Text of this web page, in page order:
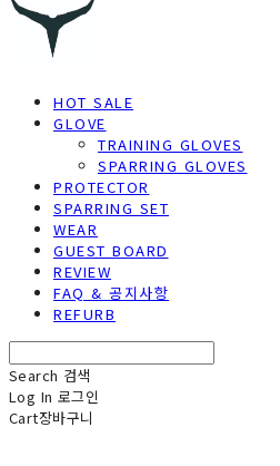
HOT SALE
GLOVE
TRAINING GLOVES
SPARRING GLOVES
PROTECTOR
SPARRING SET
WEAR
GUEST BOARD
REVIEW
FAQ & 공지사항
REFURB
Search 검색
Log In 로그인
Cart장바구니